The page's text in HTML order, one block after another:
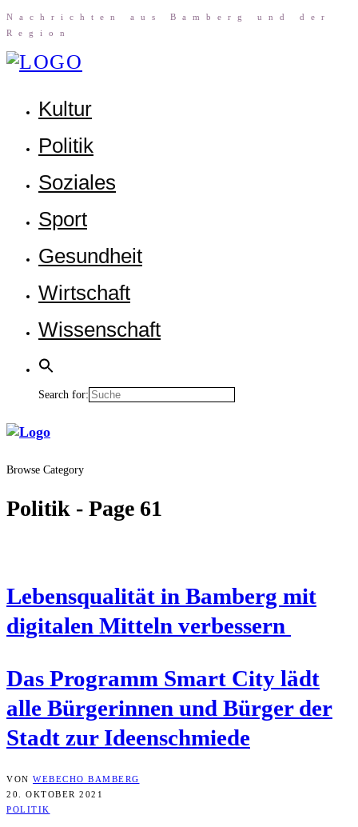
Nach­rich­ten aus Bam­berg und der
Region
Kul­tur
Poli­tik
Sozia­les
Sport
Gesund­heit
Wirt­schaft
Wis­sen­schaft
Search for:
Browse Category
Politik - Page 61
Lebens­qua­li­tät in Bam­berg mit
digi­ta­len Mit­teln verbessern
Das Pro­gramm Smart City lädt
alle Bür­ge­rin­nen und Bür­ger der
Stadt zur Ideenschmiede
VON WEBECHO BAMBERG
20. OKTOBER 2021
POLITIK